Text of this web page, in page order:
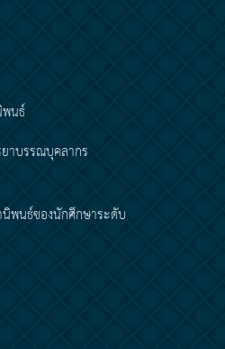
นธ์
าบรรณบุคลากร
พนธ์ของนักศึกษาระดับ